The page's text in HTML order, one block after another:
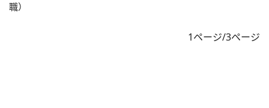
職）
1ページ/3ページ